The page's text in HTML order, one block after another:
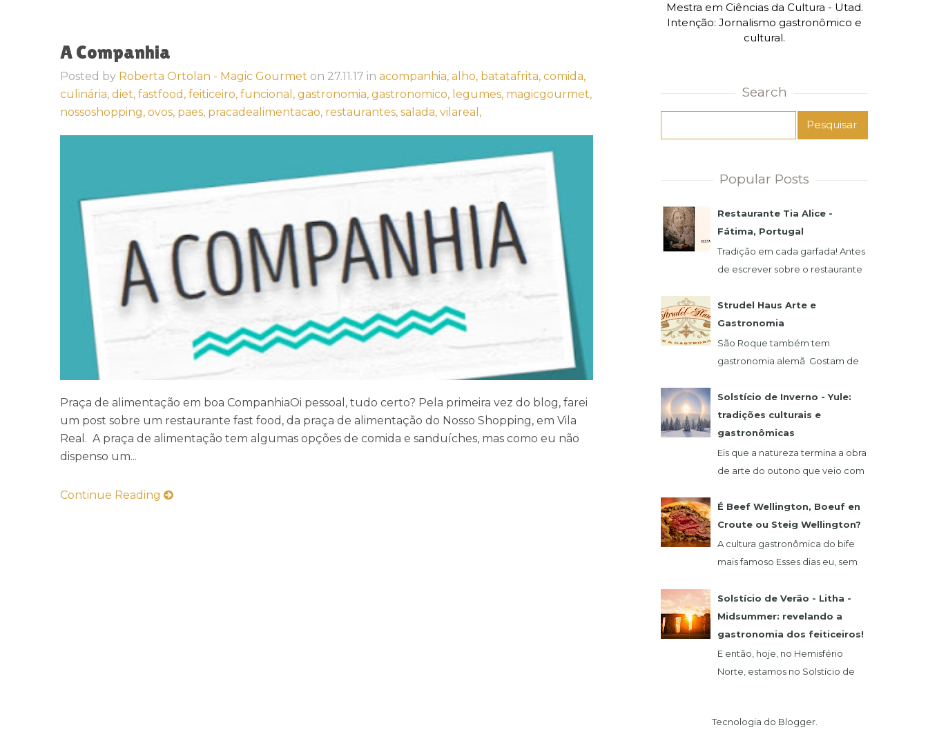
A Companhia
Posted by Roberta Ortolan - Magic Gourmet on 27.11.17 in acompanhia, alho, batatafrita, comida,
culinária, diet, fastfood, feiticeiro, funcional, gastronomia, gastronomico, legumes, magicgourmet,
nossoshopping, ovos, paes, pracadealimentacao, restaurantes, salada, vilareal,
Praça de alimentação em boa CompanhiaOi pessoal, tudo certo? Pela primeira vez do blog, farei
um post sobre um restaurante fast food, da praça de alimentação do Nosso Shopping, em Vila
Real. A praça de alimentação tem algumas opções de comida e sanduíches, mas como eu não
dispenso um...
Continue Reading
Mestra em Ciências da Cultura - Utad.
Intenção: Jornalismo gastronômico e
cultural.
Search
Popular Posts
Restaurante Tia Alice -
Fátima, Portugal
Tradição em cada garfada! Antes
de escrever sobre o restaurante
agradecer imensamente pela
atenção de seu filho,...
Strudel Haus Arte e
Gastronomia
São Roque também tem
gastronomia alemã Gostam de
de um restaurante que fica na
região de São Roque, o qua...
Solstício de Inverno - Yule:
tradições culturais e
gastronômicas
Eis que a natureza termina a obra
de arte do outono que veio com
vermelho, laranja e amarelo. 21
de dezembro abre as...
É Beef Wellington, Boeuf en
Croute ou Steig Wellington?
A cultura gastronômica do bife
mais famoso Esses dias eu, sem
francês Claude Troisgros no qual
ele ensinava um a...
Solstício de Verão - Litha -
Midsummer: revelando a
gastronomia dos feiticeiros!
E então, hoje, no Hemisfério
Norte, estamos no Solstício de
do ano. Momento ...
Tecnologia do Blogger.